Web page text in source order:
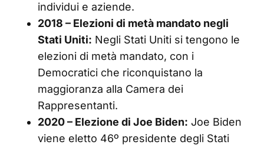
individui e aziende.
2018 – Elezioni di metà mandato negli
Stati Uniti: Negli Stati Uniti si tengono le
elezioni di metà mandato, con i
Democratici che riconquistano la
maggioranza alla Camera dei
Rappresentanti.
2020 – Elezione di Joe Biden: Joe Biden
viene eletto 46º presidente degli Stati